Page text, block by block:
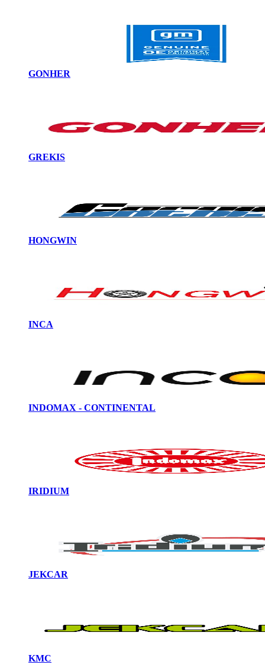
GONHER
GREKIS
HONGWIN
INCA
INDOMAX - CONTINENTAL
IRIDIUM
JEKCAR
KMC